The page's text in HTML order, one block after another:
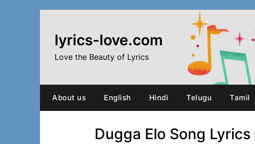
lyrics-love.com
Love the Beauty of Lyrics
About us English Hindi Telugu Tamil
Dugga Elo Song